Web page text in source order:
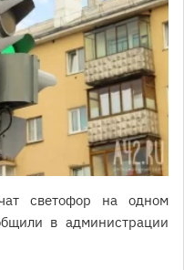
светофор на одном
в администрации